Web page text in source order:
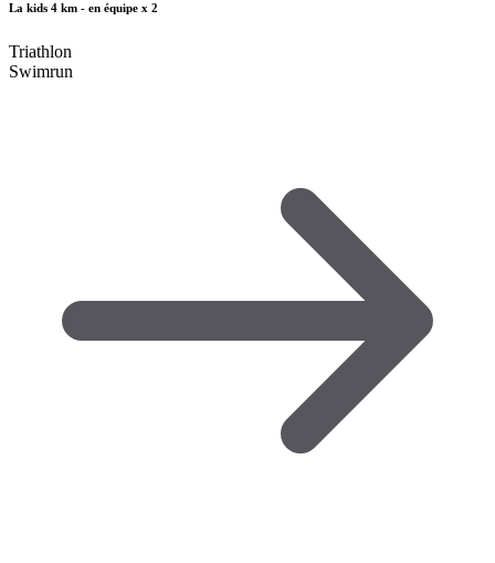
La kids 4 km - en équipe x 2
Triathlon
Swimrun